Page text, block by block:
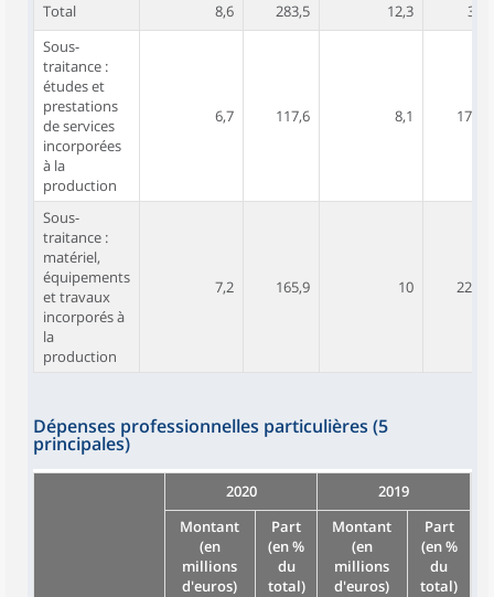
Total 8,6 283,5 12,3
395
Sous-
traitance :
études et
prestations
de services
incorporées
à la
production
6,7 117,6 8,1 170,2
Sous-
traitance :
matériel,
équipements
et travaux
incorporés à
la
production
7,2 165,9 10 224,8
Dépenses professionnelles particulières (5
principales)
2020
2019
Montant
(en
millions
d'euros)
Part
(en %
du
total)
Montant
(en
millions
d'euros)
Part
(en %
du
total)